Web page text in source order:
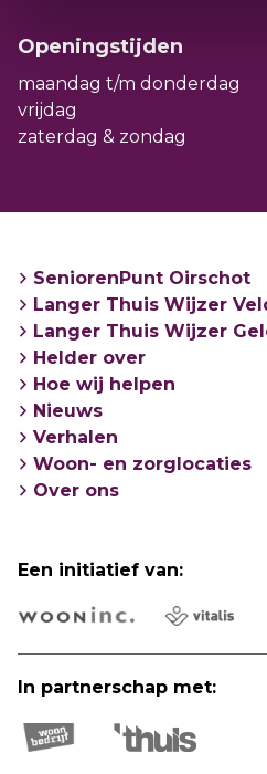
Openingstijden
maandag t/m donderdag
vrijdag
zaterdag & zondag
SeniorenPunt Oirschot
Langer Thuis Wijzer
Langer Thuis Wijzer
Helder over
Hoe wij helpen
Nieuws
Verhalen
Woon- en zorglocaties
Over ons
Een initiatief van:
In partnerschap met: